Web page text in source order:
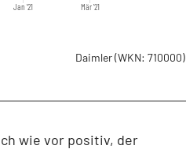
Jan '21 Mär '21
Daimler(WKN: 710000)
wie vor positiv, der